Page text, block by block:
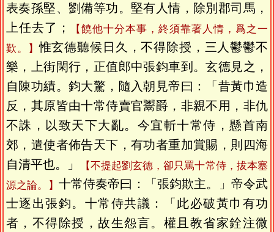
表奏孫堅、劉備等功。堅有人情，除別郡司馬，
上任去了；
【饒他十分本事，終須靠著人情，爲之一
歎。】惟玄德聽候日久，不得除授，三人鬱鬱不
樂，上街閑行，正值郎中張鈞車到。玄德見之，
自陳功績。鈞大驚，隨入朝見帝曰：「昔黃巾造
反，其原皆由十常侍賣官鬻爵，非親不用，非仇
不誅，以致天下大亂。今宜斬十常侍，懸首南
郊，遣使者佈告天下，有功者重加賞賜，則四海
自清平也。」
【不提起劉玄德，卻只罵十常侍，拔本塞
源之論。】 十常侍奏帝曰：「張鈞欺主。」帝令武
士逐出張鈞。十常侍共議：「此必破黃巾有功
者，不得除授，故生怨言。權且教省家銓注微